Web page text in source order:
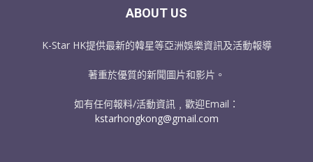
ABOUT US
K-Star HK提供最新的韓星等亞洲娛樂資訊及活動報導
著重於優質的新聞圖片和影片。
如有任何報料/活動資訊﹐歡迎Email：
kstarhongkong@gmail.com